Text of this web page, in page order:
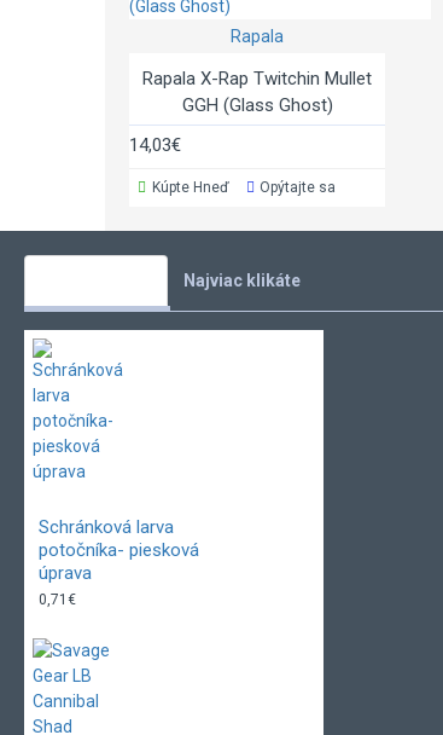
Rapala
Rapala X-Rap Twitchin Mullet
GGH (Glass Ghost)
14,03€
Kúpte Hneď Opýtajte sa
Najviac klikáte
Schránková larva
potočníka- piesková
úprava
0,71€